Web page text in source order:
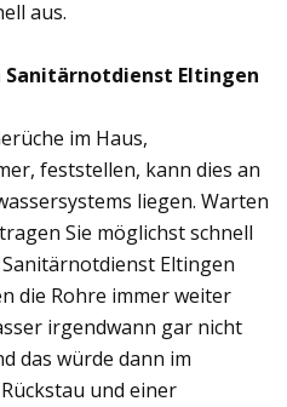
aus.
Sanitärnotdienst Eltingen
im Haus,
feststellen, kann dies an
liegen. Warten
Sie möglichst schnell
Eltingen
die Rohre immer weiter
irgendwann gar nicht
das würde dann im
und einer